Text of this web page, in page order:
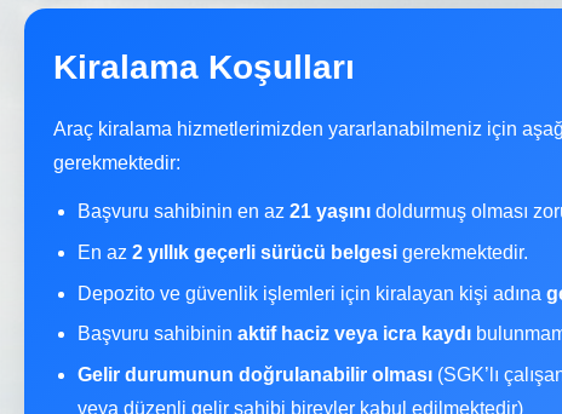
Kiralama Koşulları
Araç kiralama hizmetlerimizden yararlanabilmeniz için
gerekmektedir:
Başvuru sahibinin en az 21 yaşını doldurmuş olması
En az 2 yıllık geçerli sürücü belgesi gerekmektedir.
Depozito ve güvenlik işlemleri için kiralayan kişi adına
Başvuru sahibinin aktif haciz veya icra kaydı
Gelir durumunun doğrulanabilir olması (SGK’lı
veya düzenli gelir sahibi bireyler kabul edilmektedir)